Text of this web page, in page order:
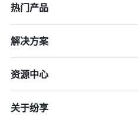
热门产品
解决方案
资源中心
关于纷享